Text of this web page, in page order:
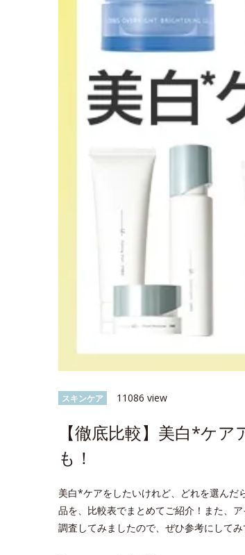
スキンケア 11086 view
【徹底比較】美白*ケ
も！
美白*ケアをしたいけれど、どれを選ん
品を、比較表でまとめてご紹介！また、
調査してみましたので、ぜひ参考にしてみ